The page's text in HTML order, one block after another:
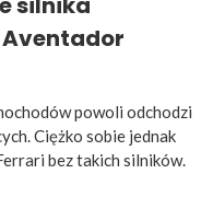
powoli odchodzi
Ciężko sobie jednak
bez takich silników.